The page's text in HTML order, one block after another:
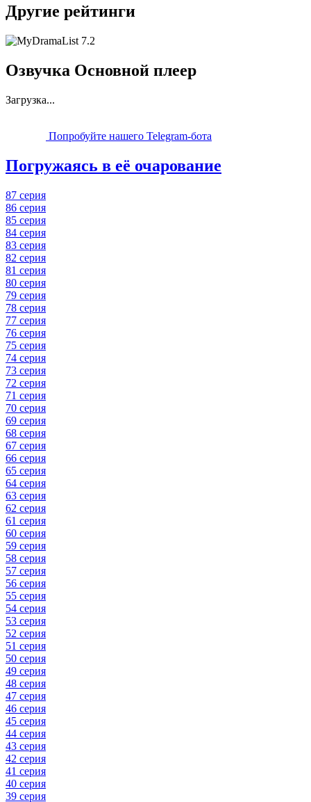
Другие рейтинги
7.2
Озвучка Основной плеер
Загрузка...
Попробуйте нашего Telegram-бота
Погружаясь в её очарование
87 серия
86 серия
85 серия
84 серия
83 серия
82 серия
81 серия
80 серия
79 серия
78 серия
77 серия
76 серия
75 серия
74 серия
73 серия
72 серия
71 серия
70 серия
69 серия
68 серия
67 серия
66 серия
65 серия
64 серия
63 серия
62 серия
61 серия
60 серия
59 серия
58 серия
57 серия
56 серия
55 серия
54 серия
53 серия
52 серия
51 серия
50 серия
49 серия
48 серия
47 серия
46 серия
45 серия
44 серия
43 серия
42 серия
41 серия
40 серия
39 серия